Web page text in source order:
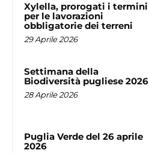
Xylella, prorogati i termini
per le lavorazioni
obbligatorie dei terreni
29 Aprile 2026
Settimana della
Biodiversità pugliese 2026
28 Aprile 2026
Puglia Verde del 26 aprile
2026